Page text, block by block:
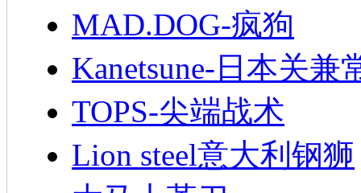
MAD.DOG-疯狗
Kanetsune-日本关兼
TOPS-尖端战术
Lion steel意大利钢狮